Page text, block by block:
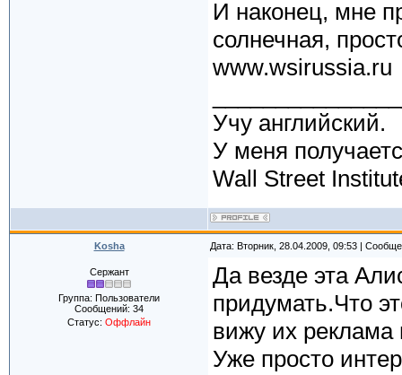
И наконец, мне
солнечная,
www.wsirussia.ru
Учу английский.
У меня
Wall Street
Kosha Дата: Вторник, 28.04.2009, 09:53 |
Сержант
Группа: Пользователи
Сообщений: 34
Статус: Оффлайн
Да везде эта
придумать.Что
вижу их реклама
Уже просто